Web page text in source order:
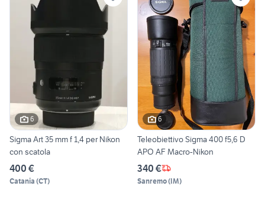
6
Sigma Art 35 mm f 1,4 per Nikon
con scatola
400 €
Catania (CT)
6
Teleobiettivo Sigma 400 f5,6 D
APO AF Macro-Nikon
340 €
Sanremo(IM)